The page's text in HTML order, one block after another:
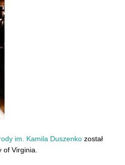
im. Kamila Duszenko został
of Virginia.